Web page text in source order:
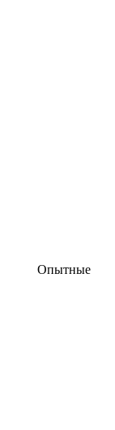
Опытные